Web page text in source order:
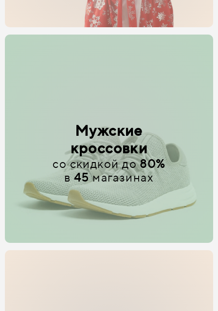
Мужские
кроссовки
со скидкой до80%
в45магазинах